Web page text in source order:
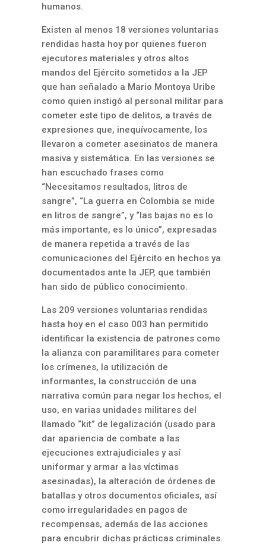
humanos.
Existen al menos 18 versiones voluntarias
rendidas hasta hoy por quienes fueron
ejecutores materiales y otros altos
mandos del Ejército sometidos a la JEP
que han señalado a Mario Montoya Uribe
como quien instigó al personal militar para
cometer este tipo de delitos, a través de
expresiones que, inequívocamente, los
llevaron a cometer asesinatos de manera
masiva y sistemática. En las versiones se
han escuchado frases como
“Necesitamos resultados, litros de
sangre”, “La guerra en Colombia se mide
en litros de sangre”, y “las bajas no es lo
más importante, es lo único”, expresadas
de manera repetida a través de las
comunicaciones del Ejército en hechos ya
documentados ante la JEP, que también
han sido de público conocimiento.
Las 209 versiones voluntarias rendidas
hasta hoy en el caso 003 han permitido
identificar la existencia de patrones como
la alianza con paramilitares para cometer
los crímenes, la utilización de
informantes, la construcción de una
narrativa común para negar los hechos, el
uso, en varias unidades militares del
llamado “kit” de legalización (usado para
dar apariencia de combate a las
ejecuciones extrajudiciales y así
uniformar y armar a las víctimas
asesinadas), la alteración de órdenes de
batallas y otros documentos oficiales, así
como irregularidades en pagos de
recompensas, además de las acciones
para encubrir dichas prácticas criminales.